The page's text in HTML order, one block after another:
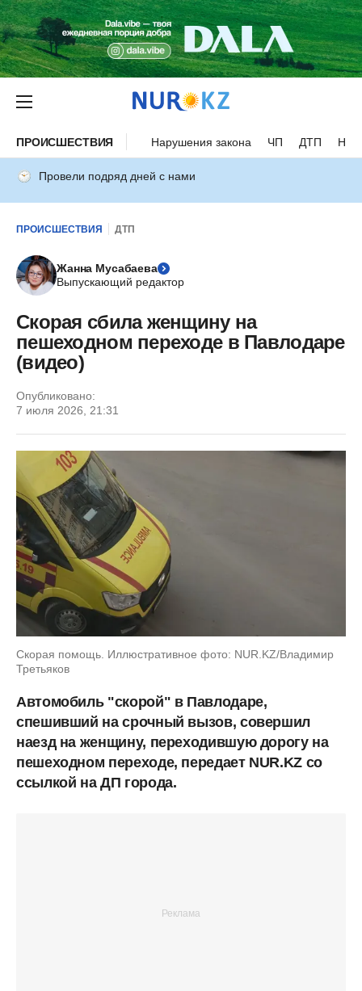
ПРОИСШЕСТВИЯ Нарушения закона ЧП ДТП
Провели подряд дней с нами
ПРОИСШЕСТВИЯ ДТП
Жанна Мусабаева
Выпускающий редактор
Скорая сбила женщину на
пешеходном переходе в Павлодаре
(видео)
Опубликовано:
7 июля 2026, 21:31
Скорая помощь. Иллюстративное фото: NUR.KZ/Владимир
Третьяков
Автомобиль "скорой" в Павлодаре,
спешивший на срочный вызов, совершил
наезд на женщину, переходившую дорогу на
пешеходном переходе, передает NUR.KZ со
ссылкой на ДП города.